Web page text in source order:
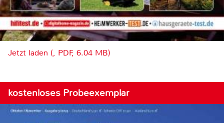
Jetzt laden (, PDF, 6.04 MB)
kostenloses Probeexemplar